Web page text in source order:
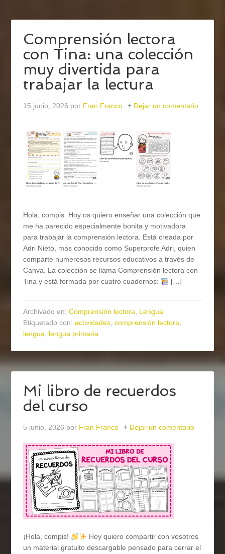
Comprensión lectora
con Tina: una colección
muy divertida para
trabajar la lectura
15 junio, 2026 por Fran Franco Dejar un comentario
Hola, compis. Hoy os quiero enseñar una colección que
me ha parecido especialmente bonita y motivadora
para trabajar la comprensión lectora. Está creada por
Adri Nieto, más conocido como Superprofe Adri, quien
comparte numerosos recursos educativos a través de
Canva. La colección se llama Comprensión lectora con
Tina y está formada por cuatro cuadernos:
[…]
Archivado en:Comprensión lectora, Lengua
Etiquetado con:actividades,comprensión lectora,
lengua, lengua primaria
Mi libro de recuerdos
del curso
5 junio, 2026 por Fran Franco Dejar un comentario
¡Hola, compis!
Hoy quiero compartir con vosotros
un material gratuito descargable pensado para cerrar el